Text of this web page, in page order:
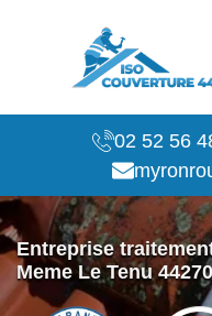
02 52 56
Entreprise
Meme Le Tenu 44270